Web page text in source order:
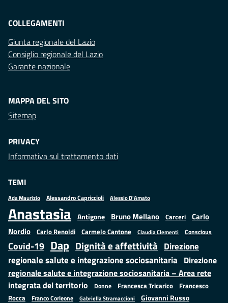
COLLEGAMENTI
Giunta regionale del Lazio
Consiglio regionale del Lazio
Garante nazionale
MAPPA DEL SITO
Sitemap
PRIVACY
Informativa sul trattamento dati
TEMI
Ada Maurizio Alessandro Capriccioli Alessio D'Amato
Anastasìa Antigone Bruno Mellano Carceri
Carlo
Nordio Carlo Renoldi Carmelo Cantone Claudia Clementi Conscious
Covid-19 Dap Dignità e affettività Direzione
regionale salute e integrazione sociosanitaria Direzione
regionale salute e integrazione sociosanitaria – Area rete
integrata del territorio
Donne Francesca Tricarico
Francesco
Rocca
Franco Corleone Gabriella Stramaccioni Giovanni Russo